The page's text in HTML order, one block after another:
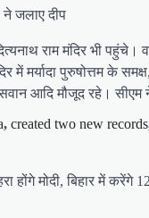
ने जलाए दीप
राम मंदिर भी पहुंचे।
में मर्यादा पुरुषोत्तम के
आदि मौजूद रहे। सीएम
, created two new records
होंगे मोदी, बिहार में करेंगे